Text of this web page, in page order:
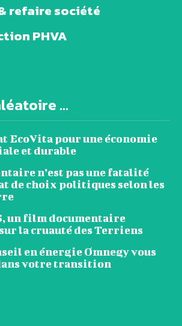
refaire société
PHVA
...
EcoVita pour une économie
et durable
n’est pas une fatalité
de choix politiques selon les
un film documentaire
la cruauté des Terriens
en énergie Omnegy vous
votre transition